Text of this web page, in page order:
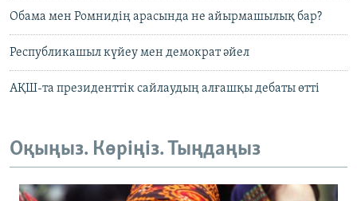
Обама мен Ромнидің арасында не айырмашылық бар?
Республикашыл күйеу мен демократ әйел
АҚШ-та президенттік сайлаудың алғашқы дебаты өтті
Оқыңыз. Көріңіз. Тыңдаңыз